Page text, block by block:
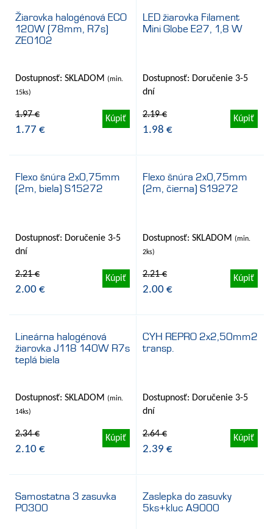
Žiarovka halogénová ECO
120W (78mm, R7s)
ZE0102
- 10%
Dostupnosť: SKLADOM (min.
15ks)
1.97 €
1.77 €
Kúpiť
LED žiarovka Filament
Mini Globe E27, 1,8 W
- 10%
Dostupnosť: Doručenie 3-5
dní
2.19 €
1.98 €
Kúpiť
Flexo šnúra 2x0,75mm
(2m, biela) S15272
- 10%
Dostupnosť: Doručenie 3-5
dní
2.21 €
2.00 €
Kúpiť
Flexo šnúra 2x0,75mm
(2m, čierna) S19272
- 10%
Dostupnosť: SKLADOM (min.
2ks)
2.21 €
2.00 €
Kúpiť
Lineárna halogénová
žiarovka J118 140W R7s
teplá biela
- 10%
Dostupnosť: SKLADOM (min.
14ks)
2.34 €
2.10 €
Kúpiť
CYH REPRO 2x2,50mm2
transp.
- 9%
Dostupnosť: Doručenie 3-5
dní
2.64 €
2.39 €
Kúpiť
Samostatna 3 zasuvka
P0300
- 10%
Zaslepka do zasuvky
5ks+kluc A9000
- 10%